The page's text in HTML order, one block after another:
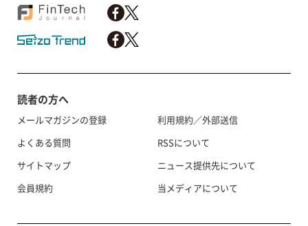
読者の方へ
メールマガジンの登録
よくある質問
サイトマップ
会員規約
利用規約／外部送信
RSSについて
ニュース提供先について
当メディアについて